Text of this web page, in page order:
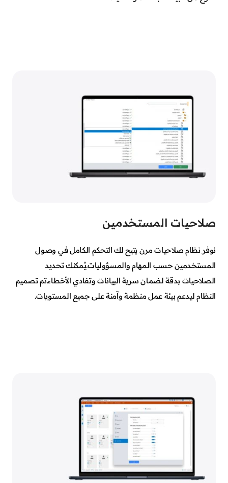
صلاحيات المستخدمين
نوفر نظام صلاحيات مرن يتيح لك التحكم الكامل في وصول
المستخدمين حسب المهام والمسؤوليات.يُمكنك تحديد
الصلاحيات بدقة لضمان سرية البيانات وتفادي الأخطاء.تم تصميم
النظام ليدعم بيئة عمل منظمة وآمنة على جميع المستويات.